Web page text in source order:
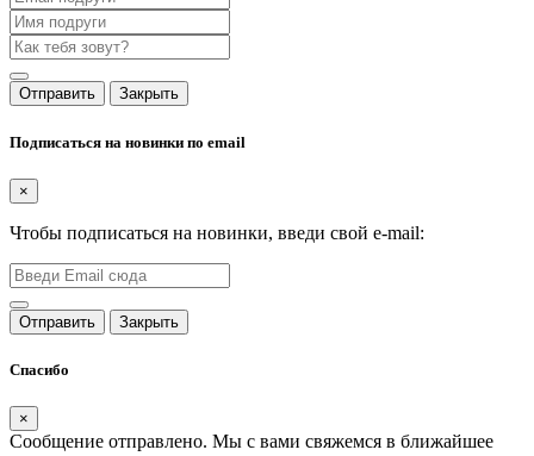
Отправить Закрыть
Подписаться на новинки по email
×
Чтобы подписаться на новинки, введи свой e-mail:
Отправить Закрыть
Спасибо
×
Сообщение отправлено. Мы с вами свяжемся в ближайшее